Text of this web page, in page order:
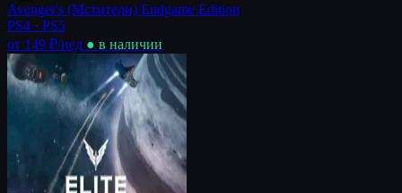
Avenger's (Мстители) Endgame Edition
PS4 · PS5
от 149 ₽/нед ● в наличии